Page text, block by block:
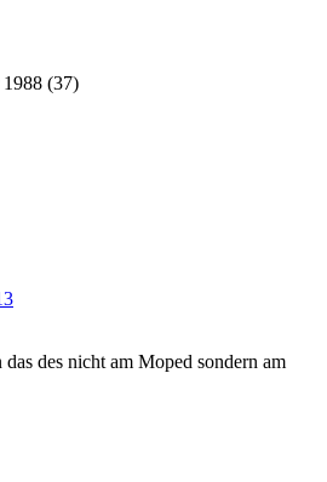
1988 (37)
des nicht am Moped sondern am